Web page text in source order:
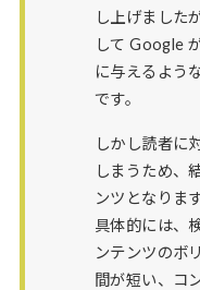
し上げました
して Google
に与えるよう
です。
しかし読者に
しまうため、
ンツとなります
具体的には、
ンテンツのボ
間が短い、コ